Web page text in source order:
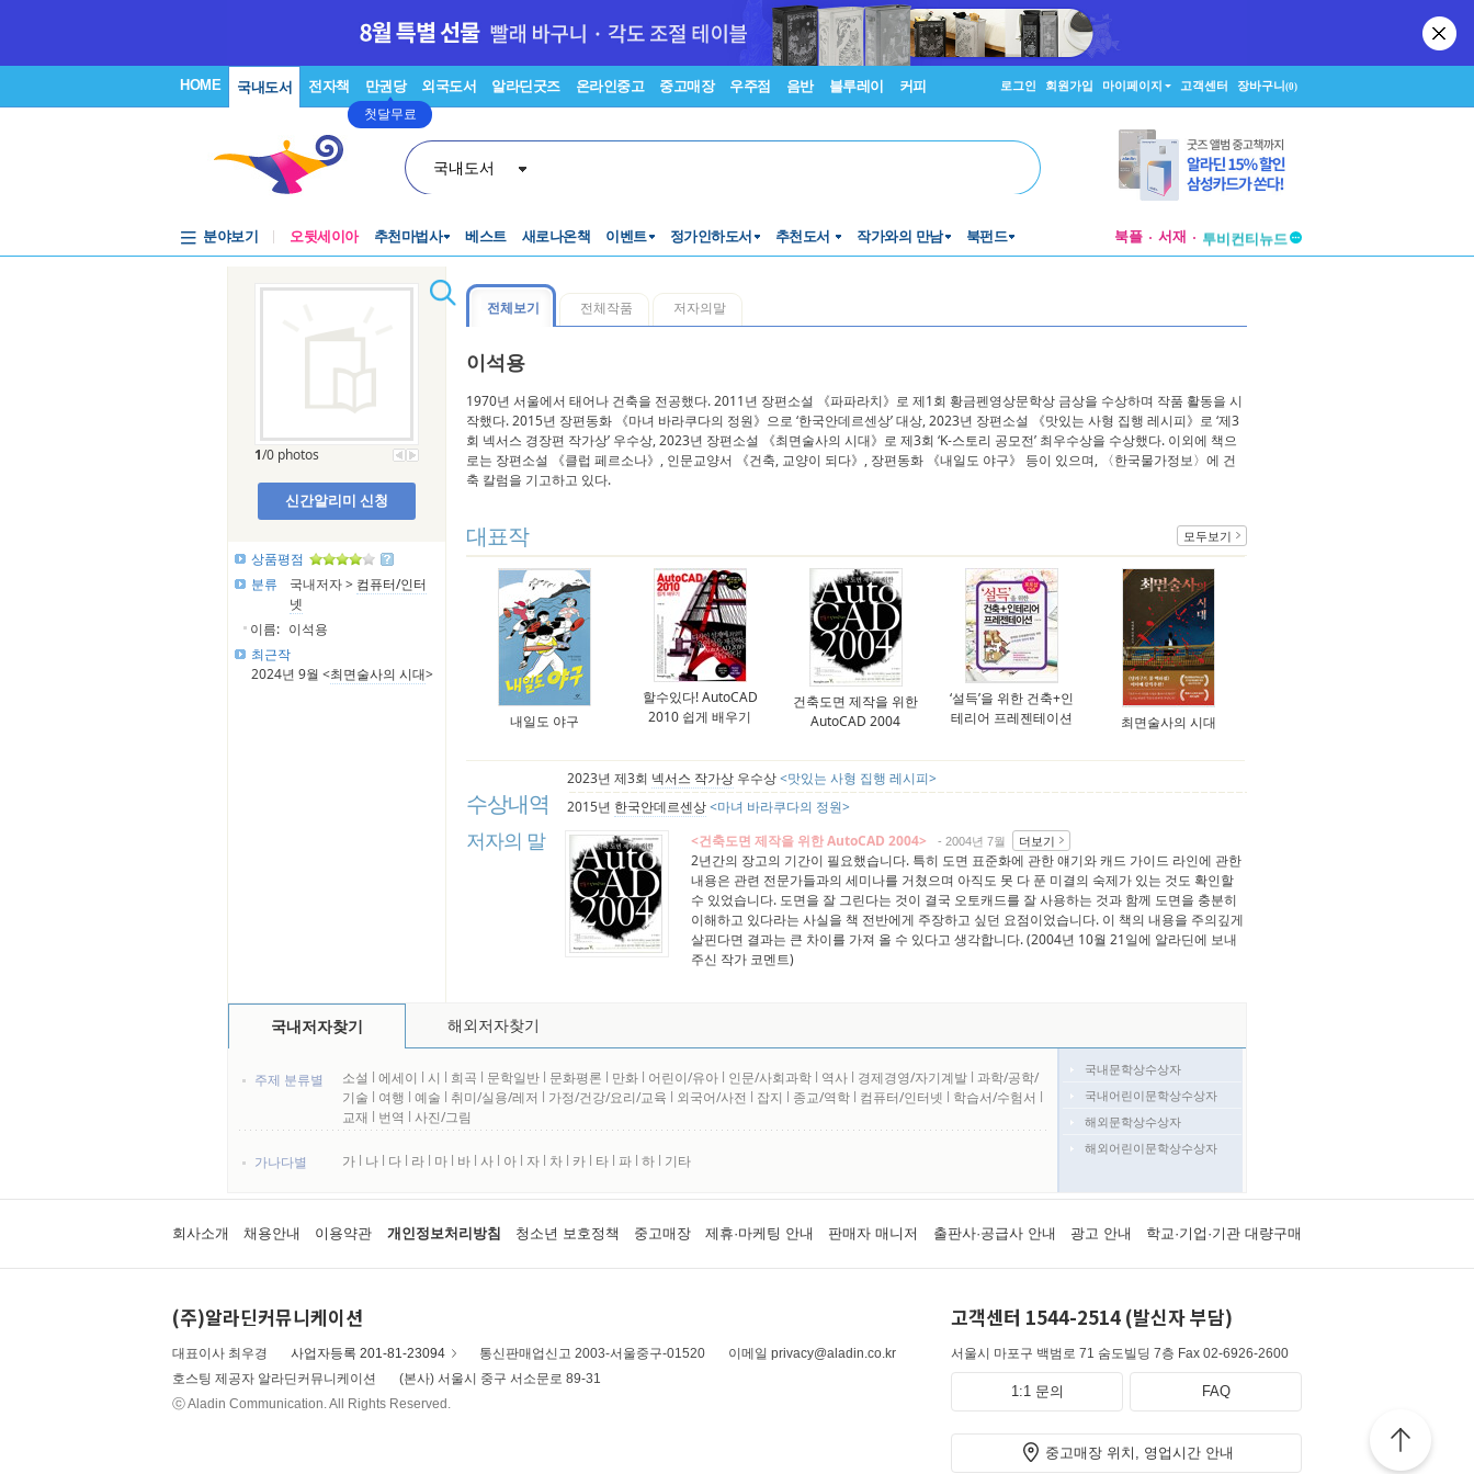
HOME 국내도서 전자책 만권당
첫달무료
외국도서 알라딘굿즈 온라인중고 중고매장 우주점 음반 블루레이 커피 로그인 회원가입 마이페이지 고객센터 장바구니(0)
국내도서
분야보기 오뒷세이아 추천마법사 베스트 새로나온책 이벤트 정가인하도서 추천도서 작가와의 만남 북펀드 북플 서재
투비컨티뉴드
1/0 photos
신간알리미 신청
상품평점
분류
국내저자 > 컴퓨터/인터
넷
이름: 이석용
최근작
2024년 9월 <최면술사의 시대>
전체보기 전체작품 저자의말
이석용
1970년 서울에서 태어나 건축을 전공했다. 2011년 장편소설 《파파라치》로 제1회 황금펜영상문학상 금상을 수상하며 작품 활동을 시
작했다. 2015년 장편동화 《마녀 바라쿠다의 정원》으로 ‘한국안데르센상’ 대상, 2023년 장편소설 《맛있는 사형 집행 레시피》로 ‘제3
회 넥서스 경장편 작가상’ 우수상, 2023년 장편소설 《최면술사의 시대》로 제3회 ‘K-스토리 공모전’ 최우수상을 수상했다. 이외에 책으
로는 장편소설 《클럽 페르소나》, 인문교양서 《건축, 교양이 되다》, 장편동화 《내일도 야구》 등이 있으며, 〈한국물가정보〉에 건
축 칼럼을 기고하고 있다.
대표작 모두보기
내일도 야구
할수있다! AutoCAD
2010 쉽게 배우기
건축도면 제작을 위한
AutoCAD 2004
‘설득’을 위한 건축+인
테리어 프레젠테이션
최면술사의 시대
수상내역
2023년 제3회 넥서스 작가상 우수상<맛있는 사형 집행 레시피>
2015년 한국안데르센상<마녀 바라쿠다의 정원>
저자의 말 <건축도면 제작을 위한 AutoCAD 2004> - 2004년 7월 더보기
2년간의 장고의 기간이 필요했습니다. 특히 도면 표준화에 관한 얘기와 캐드 가이드 라인에 관한
내용은 관련 전문가들과의 세미나를 거쳤으며 아직도 못 다 푼 미결의 숙제가 있는 것도 확인할
수 있었습니다. 도면을 잘 그린다는 것이 결국 오토캐드를 잘 사용하는 것과 함께 도면을 충분히
이해하고 있다라는 사실을 책 전반에게 주장하고 싶던 요점이었습니다. 이 책의 내용을 주의깊게
살핀다면 결과는 큰 차이를 가져 올 수 있다고 생각합니다. (2004년 10월 21일에 알라딘에 보내
주신 작가 코멘트)
국내저자찾기 해외저자찾기
주제 분류별 소설 l 에세이 l 시 l 희곡 l 문학일반 l 문화평론 l 만화 l 어린이/유아 l 인문/사회과학 l 역사 l 경제경영/자기계발 l 과학/공학/
기술 l 여행 l 예술 l 취미/실용/레저 l 가정/건강/요리/교육 l 외국어/사전 l 잡지 l 종교/역학 l 컴퓨터/인터넷 l 학습서/수험서 l
교재 l 번역 l 사진/그림
가나다별 가 l 나 l 다 l 라 l 마 l 바 l 사 l 아 l 자 l 차 l 카 l 타 l 파 l 하 l 기타
국내문학상수상자
국내어린이문학상수상자
해외문학상수상자
해외어린이문학상수상자
회사소개 채용안내 이용약관 개인정보처리방침 청소년 보호정책 중고매장 제휴·마케팅 안내 판매자 매니저 출판사·공급사 안내 광고 안내 학교·기업·기관 대량구매
(주)알라딘커뮤니케이션
대표이사 최우경 사업자등록 201-81-23094 통신판매업신고 2003-서울중구-01520
이메일 privacy@aladin.co.kr
호스팅 제공자 알라딘커뮤니케이션
(본사) 서울시 중구 서소문로 89-31
ⓒ Aladin Communication. All Rights Reserved.
고객센터 1544-2514 (발신자 부담)
서울시 마포구 백범로 71 숨도빌딩 7층 Fax 02-6926-2600
1:1 문의 FAQ
중고매장 위치, 영업시간 안내